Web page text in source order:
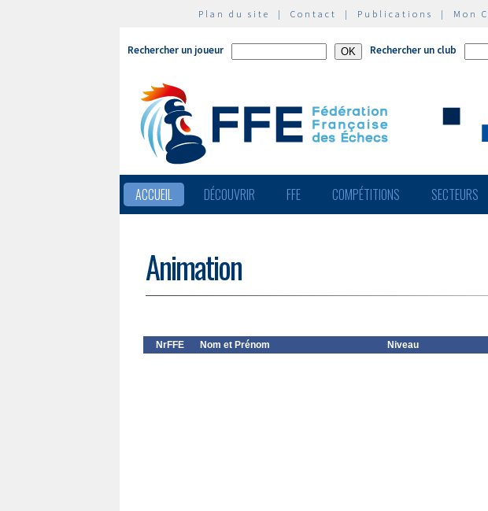
Plan du site | Contact | Publications | Mon
Rechercher un joueur Rechercher un club
ACCUEIL DÉCOUVRIR FFE COMPÉTITIONS SECTEURS
Animation
NrFFE Nom et Prénom Niveau